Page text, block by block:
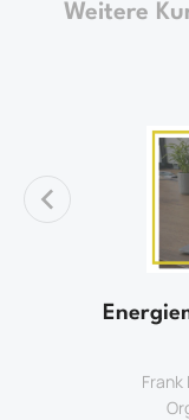
Weitere
Frank